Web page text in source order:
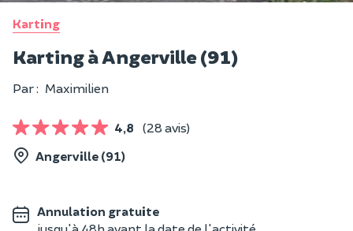
Karting
Karting à Angerville (91)
Par : Maximilien
4,8
(28 avis)
Angerville (91)
Annulation gratuite